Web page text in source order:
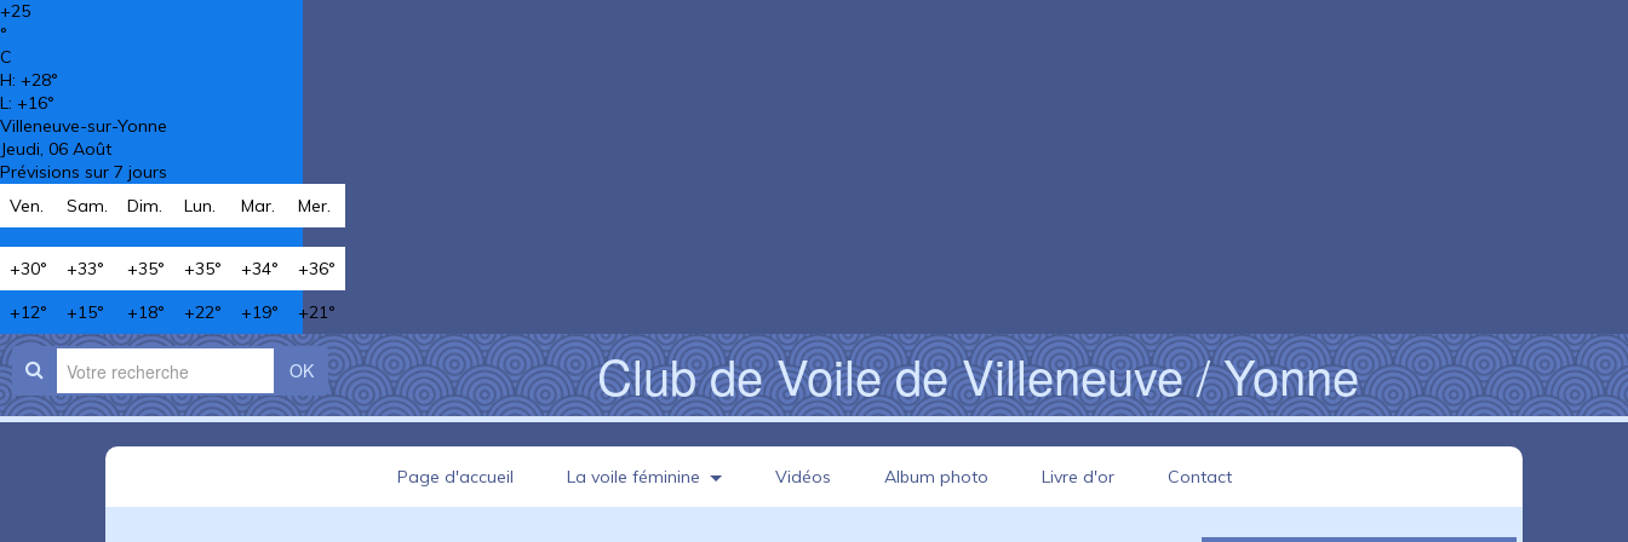
+25
°
C
H: +28°
L: +16°
Villeneuve-sur-Yonne
Jeudi, 06 Août
Prévisions sur 7 jours
Ven.
Sam. Dim. Lun. Mar. Mer.
+30° +33° +35° +35° +34° +36°
+12° +15° +18° +22° +19° +21°
OK Club de Voile de Villeneuve / Yonne
Page d'accueil La voile féminine Vidéos Album photo Livre d'or Contact